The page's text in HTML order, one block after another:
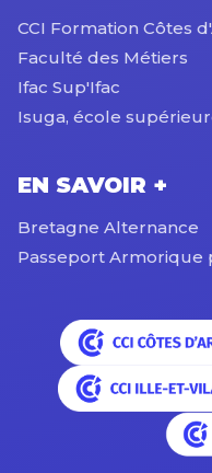
CCI Formation Côtes
Faculté des Métiers
Ifac Sup'Ifac
Isuga, école
EN SAVOIR +
Bretagne Alternance
Passeport